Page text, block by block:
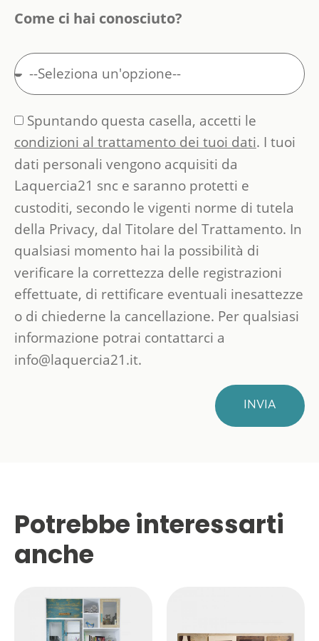
Come ci hai conosciuto?
Spuntando questa casella, accetti le
condizioni al trattamento dei tuoi dati. I tuoi
dati personali vengono acquisiti da
Laquercia21 snc e saranno protetti e
custoditi, secondo le vigenti norme di tutela
della Privacy, dal Titolare del Trattamento. In
qualsiasi momento hai la possibilità di
verificare la correttezza delle registrazioni
effettuate, di rettificare eventuali inesattezze
o di chiederne la cancellazione. Per qualsiasi
informazione potrai contattarci a
info@laquercia21.it.
INVIA
Potrebbe interessarti
anche